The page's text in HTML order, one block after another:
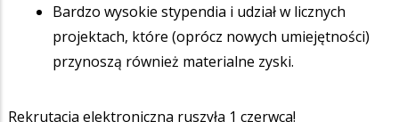
Bardzo wysokie stypendia i udział w licznych
projektach, które (oprócz nowych umiejętności)
przynoszą również materialne zyski.
Rekrutacja elektroniczna ruszyła 1 czerwca!